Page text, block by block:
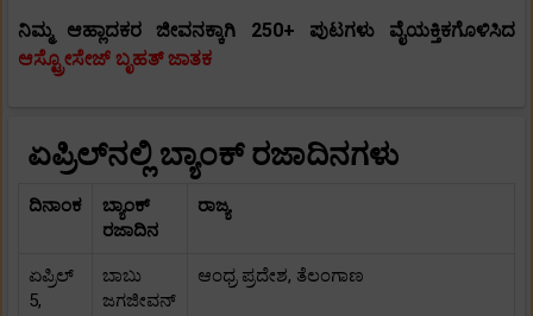
ನಿಮ್ಮ ಆಹ್ಲಾದಕರ ಜೀವನಕ್ಕಾಗಿ 250+ ಪುಟಗಳು ವೈಯಕ್ತಿಕಗೊಳಿಸಿದ
ಆಸ್ಟ್ರೋಸೇಜ್ ಬೃಹತ್ ಜಾತಕ
ಏಪ್ರಿಲ್‌ನಲ್ಲಿ ಬ್ಯಾಂಕ್ ರಜಾದಿನಗಳು
ದಿನಾಂಕ
ಬ್ಯಾಂಕ್
ರಜಾದಿನ
ರಾಜ್ಯ
ಏಪ್ರಿಲ್
5,
ಬಾಬು
ಜಗಜೀವನ್
ಆಂಧ್ರ ಪ್ರದೇಶ, ತೆಲಂಗಾಣ